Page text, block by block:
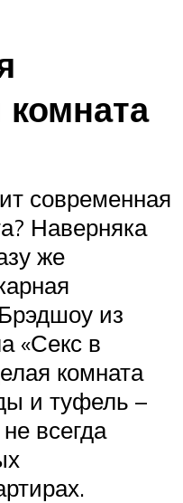
комната
современная
Наверняка
же
из
«Секс в
комната
и туфель –
всегда